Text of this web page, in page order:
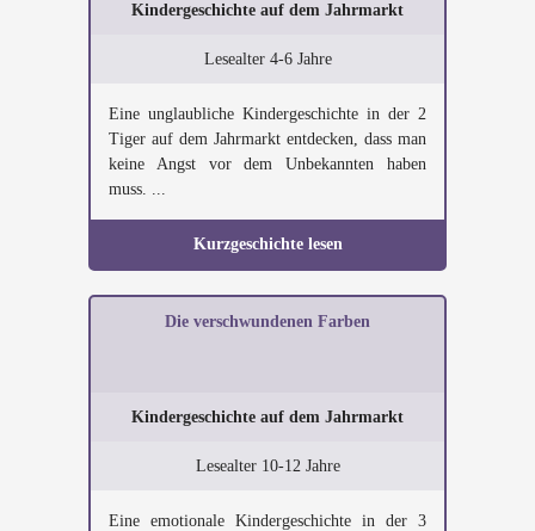
Kindergeschichte auf dem Jahrmarkt
Lesealter 4-6 Jahre
Eine unglaubliche Kindergeschichte in der 2
Tiger auf dem Jahrmarkt entdecken, dass man
keine Angst vor dem Unbekannten haben
muss. ...
Kurzgeschichte lesen
Die verschwundenen Farben
Kindergeschichte auf dem Jahrmarkt
Lesealter 10-12 Jahre
Eine emotionale Kindergeschichte in der 3